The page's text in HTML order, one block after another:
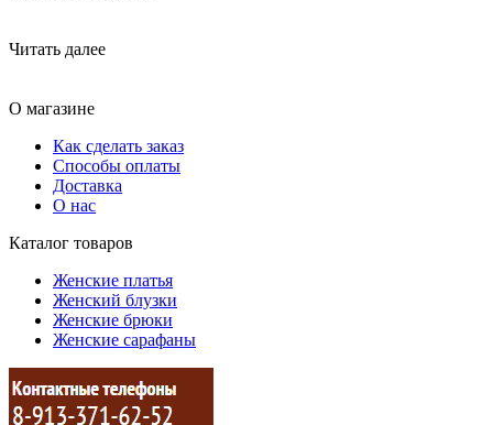
Читать далее
О магазине
Как сделать заказ
Способы оплаты
Доставка
О нас
Каталог товаров
Женские платья
Женский блузки
Женские брюки
Женские сарафаны